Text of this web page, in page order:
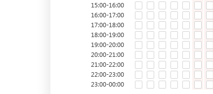
15:00-16:00
16:00-17:00
17:00-18:00
18:00-19:00
19:00-20:00
20:00-21:00
21:00-22:00
22:00-23:00
23:00-00:00